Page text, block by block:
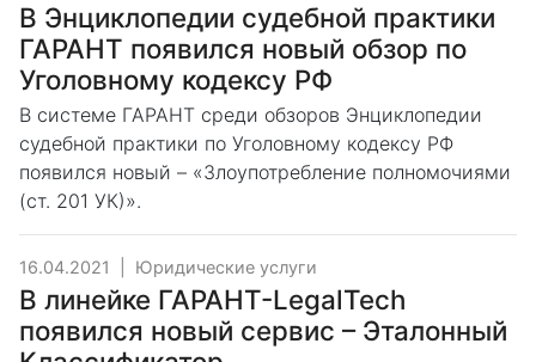
В Энциклопедии судебной практики
ГАРАНТ появился новый обзор по
Уголовному кодексу РФ
В системе ГАРАНТ среди обзоров Энциклопедии
судебной практики по Уголовному кодексу РФ
появился новый – «Злоупотребление полномочиями
(ст. 201 УК)».
16.04.2021 Юридические услуги
В линейке ГАРАНТ-LegalTech
появился новый сервис – Эталонный